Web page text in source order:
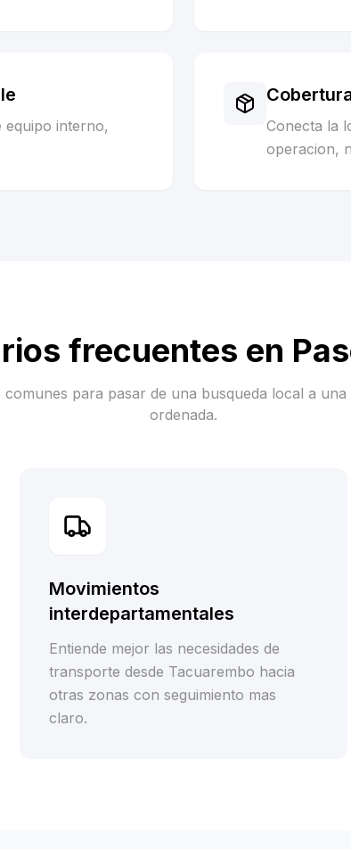
equipo interno,
Conecta la
operacion,
frecuentes en
comunes para pasar de una busqueda local a
ordenada.
Movimientos
interdepartamentales
Entiende mejor las necesidades de
transporte desde Tacuarembo hacia
otras zonas con seguimiento mas
claro.